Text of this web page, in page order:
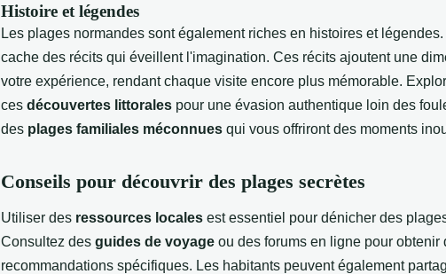
Histoire et légendes
Les plages normandes sont également riches en histoires et
cache des récits qui éveillent l'imagination. Ces récits ajoutent une
votre expérience, rendant chaque visite encore plus mémorable.
ces découvertes littorales pour une évasion authentique loin des
des plages familiales méconnues qui vous offriront des moments
Conseils pour découvrir des plages secrètes
Utiliser des ressources locales est essentiel pour dénicher des
Consultez des guides de voyage ou des forums en ligne pour obtenir
recommandations spécifiques. Les habitants peuvent également